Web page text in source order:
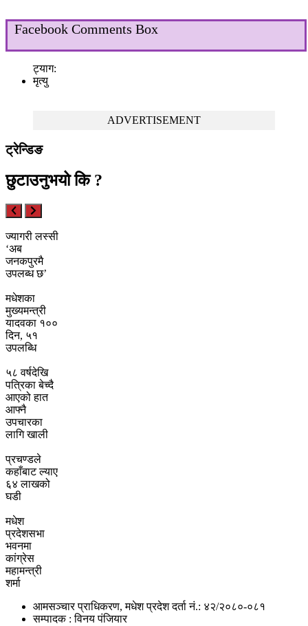
Facebook Comments Box
ट्याग:
मृत्यु
ADVERTISEMENT
ट्रेन्डिङ
छुटाउनुभयो कि ?
ज्यागरी लस्सी
‘अब
जनकपुरमै
उपलब्ध छ’
मधेशका
मुख्यमन्त्री
यादवका १००
दिन, ५१
उपलब्धि
५८ वर्षदेखि
पत्रिका बेच्दै
आएको हात
आफ्नै
उपचारका
लागि खाली
प्रचण्डले
कहाँबाट ल्याए
६४ लाखको
घडी
मधेश
प्रदेशसभा
भवनमा
कांग्रेस
महामन्त्री
शर्मा
आमसञ्चार प्राधिकरण, मधेश प्रदेश दर्ता नं.: ४२/२०८०-०८१
सम्पादक : विनय पंजियार